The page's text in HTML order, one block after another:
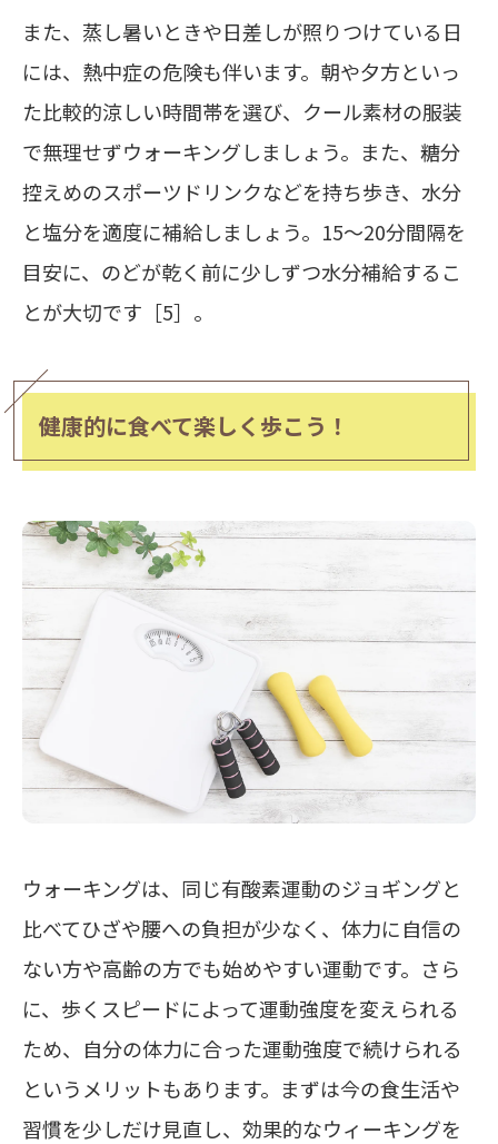
また、蒸し暑いときや日差しが照りつけている日
には、熱中症の危険も伴います。朝や夕方といっ
た比較的涼しい時間帯を選び、クール素材の服装
で無理せずウォーキングしましょう。また、糖分
控えめのスポーツドリンクなどを持ち歩き、水分
と塩分を適度に補給しましょう。15～20分間隔を
目安に、 のどが乾く前に少しずつ水分補給するこ
とが大切です［5］。
健康的に食べて楽しく歩こう！
ウォーキングは、同じ有酸素運動のジョギングと
比べてひざや腰への負担が少なく、体力に自信の
ない方や高齢の方でも始めやすい運動です。さら
に、歩くスピードによって運動強度を変えられる
ため、自分の体力に合った運動強度で続けられる
というメリットもあります。まずは今の食生活や
習慣を少しだけ見直し、効果的なウィーキングを